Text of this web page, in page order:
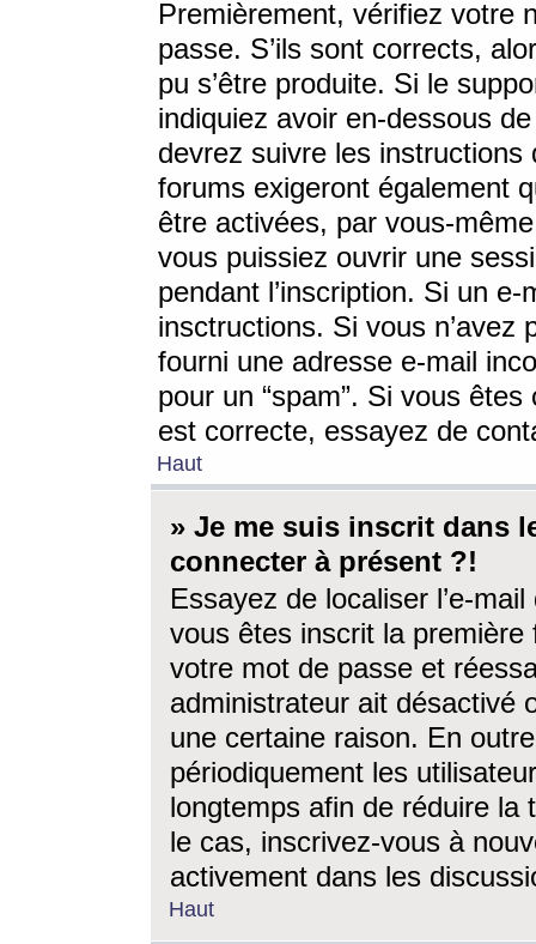
Premièrement, vérifiez votre
passe. S’ils sont corrects,
pu s’être produite. Si le
indiquiez avoir en-dessous
devrez suivre les
forums exigeront également
être activées, par vous-
vous puissiez ouvrir une
pendant l’inscription. Si un
insctructions. Si vous n’avez
fourni une adresse e-mail
pour un “spam”. Si vous
est correcte, essayez de
Haut
» Je me suis inscrit dans
connecter à présent ?!
Essayez de localiser l’e-
vous êtes inscrit la première
votre mot de passe et
administrateur ait désactivé
une certaine raison. En
périodiquement les
longtemps afin de réduire la
le cas, inscrivez-vous à
activement dans les
Haut